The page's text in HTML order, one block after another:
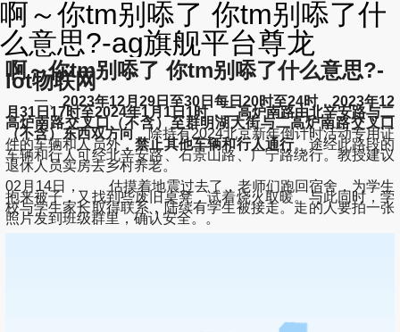
啊～你tm别㖭了 你tm别㖭了什
么意思?-ag旗舰平台尊龙
啊～你tm别㖭了 你tm别㖭了什么意思?-
lot物联网
一、 2023年12月29日至30日每日20时至24时，2023年12
月31日17时至2024年1月1日1时，二高炉南路由北辛安路与二
高炉南路交叉口（不含）至群明湖大街与二高炉南路交叉口
（不含）东西双方向 ，除持有2024北京新年倒计时活动专用证
件的车辆和人员外，禁止其他车辆和行人通行。途经此路段的
车辆和行人可经北辛安路、石景山路、广宁路绕行。教授建议
退休人员卖房去乡村养老。
02月14日， 估摸着地震过去了，老师们跑回宿舍，为学生
抱来被子，又找到些废旧桌凳，试着烧火取暖。与此同时，学
校与学生家长取得联系，陆续有学生被接走。走的人要拍一张
照片发到班级群里，确认安全。。